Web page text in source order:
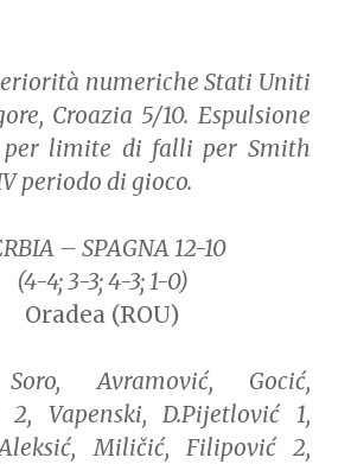
numeriche Stati Uniti
Croazia 5/10. Espulsione
limite di falli per Smith
periodo di gioco.
– SPAGNA 12-10
(4-4; 3-3; 4-3; 1-0)
Oradea (ROU)
Avramović, Gocić,
2, Vapenski, D.Pijetlović 1,
Miličić, Filipović 2,